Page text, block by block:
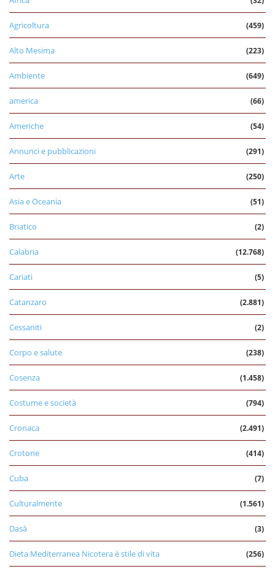
Agricoltura (459)
Alto Mesima (223)
Ambiente (649)
america (66)
Americhe (54)
Annunci e pubblicazioni (291)
Arte (250)
Asia e Oceania (51)
Briatico (2)
Calabria (12.768)
Cariati (5)
Catanzaro (2.881)
Cessaniti (2)
Corpo e salute (238)
Cosenza (1.458)
Costume e società (794)
Cronaca (2.491)
Crotone (414)
Cuba (7)
Culturalmente (1.561)
Dasà (3)
Dieta Mediterranea Nicotera è stile di vita (256)